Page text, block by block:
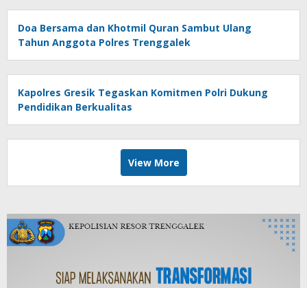
Doa Bersama dan Khotmil Quran Sambut Ulang
Tahun Anggota Polres Trenggalek
Kapolres Gresik Tegaskan Komitmen Polri Dukung
Pendidikan Berkualitas
View More